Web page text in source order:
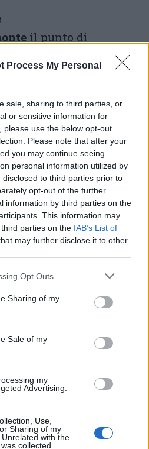
Process My Personal
sale, sharing to third parties, or
or sensitive information for
please use the below opt-out
Please note that after your
you may continue seeing
personal information utilized by
to third parties prior to
opt-out of the further
information by third parties on the
This information may
parties on the IAB’s List of
may further disclose it to other
Opt Outs
Sharing of my
Sale of my
my
Advertising.
Use,
Sharing of my
with the
collected.
il punto di
anche tutte le
a livello regionale.
Marucco:
lupo viene fatta
da protocolli
e
devono essere certi,
sui risultati delle
WolfAlps
è iniziato
che ci consente di
di individui grazie
genetica. Un tempo i
e quello del